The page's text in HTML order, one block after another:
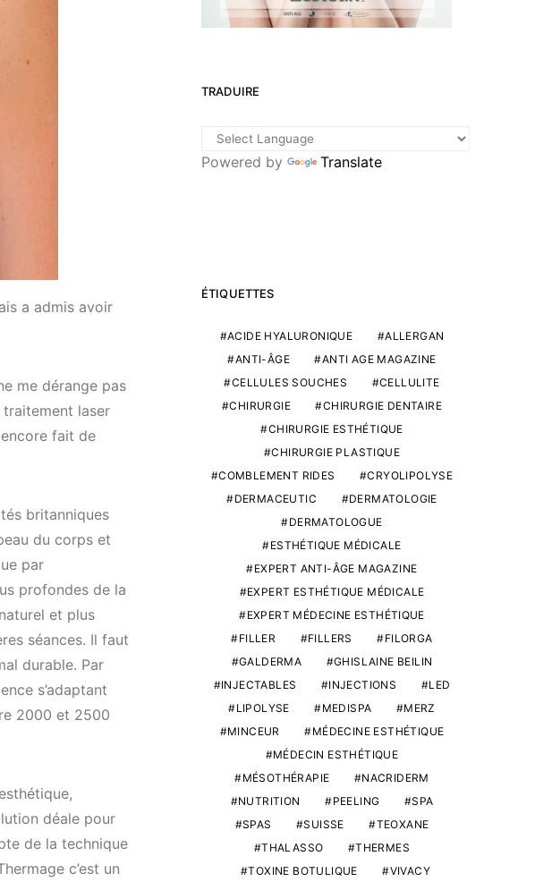
a admis avoir
me dérange pas
traitement laser
fait de
britanniques
du corps et
par
profondes de la
et plus
séances. Il faut
durable. Par
s’adaptant
2000 et 2500
déale pour
de la technique
c’est un
TRADUIRE
Powered by Translate
ÉTIQUETTES
ACIDE HYALURONIQUE
ALLERGAN
ANTI-ÂGE
ANTI AGE MAGAZINE
CELLULES SOUCHES
CELLULITE
CHIRURGIE
CHIRURGIE DENTAIRE
CHIRURGIE ESTHÉTIQUE
CHIRURGIE PLASTIQUE
COMBLEMENT RIDES
CRYOLIPOLYSE
DERMACEUTIC
DERMATOLOGIE
DERMATOLOGUE
ESTHÉTIQUE MÉDICALE
EXPERT ANTI-ÂGE MAGAZINE
EXPERT ESTHÉTIQUE MÉDICALE
EXPERT MÉDECINE ESTHÉTIQUE
FILLER
FILLERS
FILORGA
GALDERMA
GHISLAINE BEILIN
INJECTABLES
INJECTIONS
LED
LIPOLYSE
MEDISPA
MERZ
MINCEUR
MÉDECINE ESTHÉTIQUE
MÉDECIN ESTHÉTIQUE
MÉSOTHÉRAPIE
NACRIDERM
NUTRITION
PEELING
SPA
SPAS
SUISSE
TEOXANE
THALASSO
THERMES
TOXINE BOTULIQUE
VIVACY